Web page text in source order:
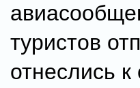
туристов
отнеслись